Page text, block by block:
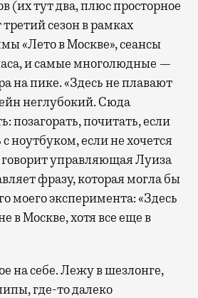
(их тут два, плюс просторное
сезон в рамках
«Лето в Москве», сеансы
и самые многолюдные —
на пике. «Здесь не плавают
неглубокий. Сюда
позагорать, почитать, если
ноутбуком, если не хочется
управляющая Луиза
фразу, которая могла бы
моего эксперимента: «Здесь
в Москве, хотя все еще в
на себе. Лежу в шезлонге,
где-то далеко